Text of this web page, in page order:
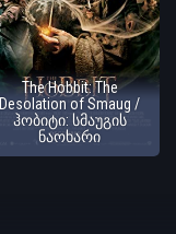
The Hobbit: The
Desolation of Smaug /
ჰობიტი: სმაუგის
ნაოხარი